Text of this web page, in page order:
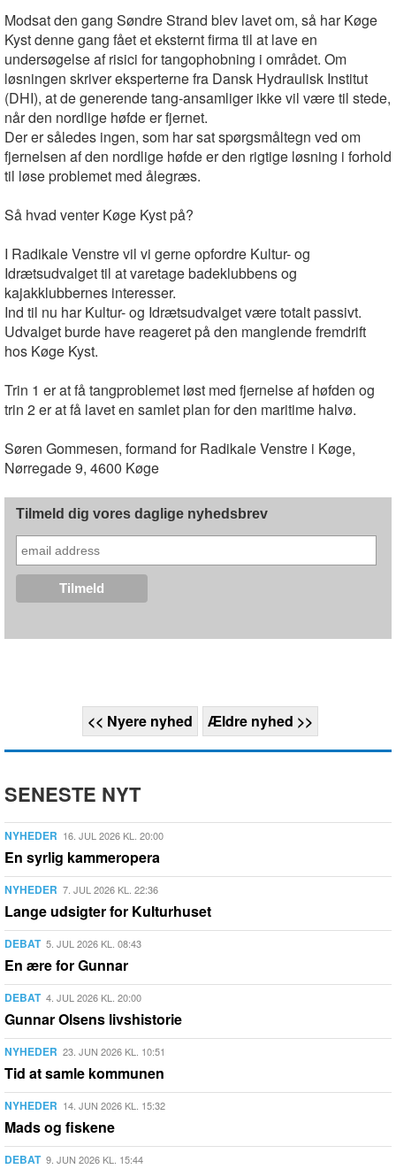
Modsat den gang Søndre Strand blev lavet om, så har Køge
Kyst denne gang fået et eksternt firma til at lave en
undersøgelse af risici for tangophobning i området. Om
løsningen skriver eksperterne fra Dansk Hydraulisk Institut
(DHI), at de generende tang-ansamliger ikke vil være til stede,
når den nordlige høfde er fjernet.
Der er således ingen, som har sat spørgsmåltegn ved om
fjernelsen af den nordlige høfde er den rigtige løsning i forhold
til løse problemet med ålegræs.
Så hvad venter Køge Kyst på?
I Radikale Venstre vil vi gerne opfordre Kultur- og
Idrætsudvalget til at varetage badeklubbens og
kajakklubbernes interesser.
Ind til nu har Kultur- og Idrætsudvalget være totalt passivt.
Udvalget burde have reageret på den manglende fremdrift
hos Køge Kyst.
Trin 1 er at få tangproblemet løst med fjernelse af høfden og
trin 2 er at få lavet en samlet plan for den maritime halvø.
Søren Gommesen, formand for Radikale Venstre i Køge,
Nørregade 9, 4600 Køge
Tilmeld dig vores daglige nyhedsbrev
<< Nyere nyhed Ældre nyhed >>
SENESTE NYT
NYHEDER 16. JUL 2026 KL. 20:00
En syrlig kammeropera
NYHEDER 7. JUL 2026 KL. 22:36
Lange udsigter for Kulturhuset
DEBAT 5. JUL 2026 KL. 08:43
En ære for Gunnar
DEBAT 4. JUL 2026 KL. 20:00
Gunnar Olsens livshistorie
NYHEDER 23. JUN 2026 KL. 10:51
Tid at samle kommunen
NYHEDER 14. JUN 2026 KL. 15:32
Mads og fiskene
DEBAT 9. JUN 2026 KL. 15:44